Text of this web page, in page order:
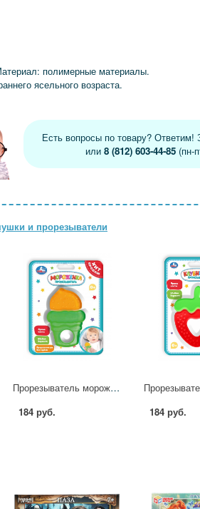
полимерные материалы.
ясельного возраста.
Есть вопросы по товару? Ответим!
или 8 (812) 603-44-85(пн-
и прорезыватели
Прорезыватель мороженка УМка UM-ICE-25
184 руб.
184 руб.